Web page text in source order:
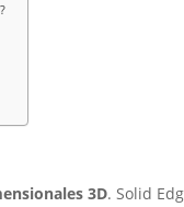
3D. Solid